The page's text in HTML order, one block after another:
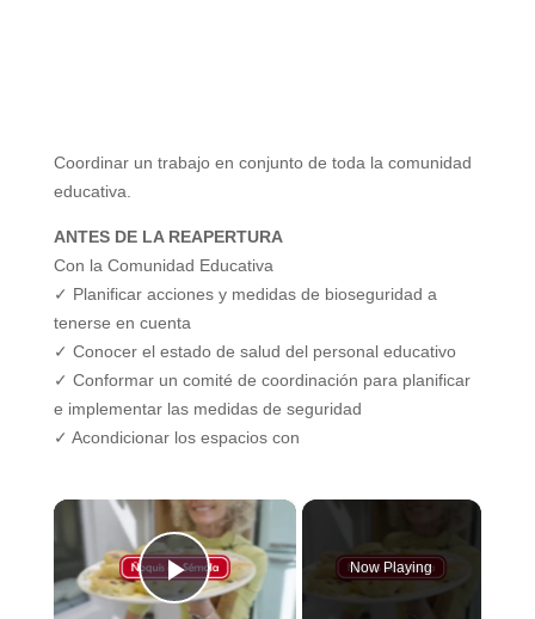
Coordinar un trabajo en conjunto de toda la comunidad
educativa.
ANTES DE LA REAPERTURA
Con la Comunidad Educativa
✓ Planificar acciones y medidas de bioseguridad a
tenerse en cuenta
✓ Conocer el estado de salud del personal educativo
✓ Conformar un comité de coordinación para planificar
e implementar las medidas de seguridad
✓ Acondicionar los espacios con
×
Play Video
Now Playing